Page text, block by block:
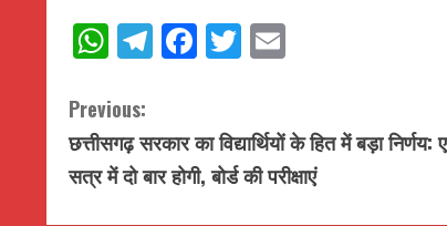
WhatsApp
Telegram
Facebook
Twitter
C
o
Previous:
छत्तीसगढ़ सरकार का विद्यार्थियों के हित में बड़ा
सत्र में दो बार होगी, बोर्ड की परीक्षाएं